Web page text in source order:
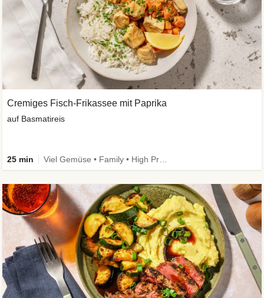
Cremiges Fisch-Frikassee mit Paprika
auf Basmatireis
25 min